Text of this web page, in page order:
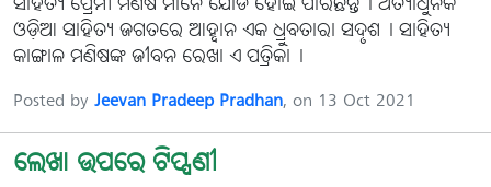
ସାହିତ୍ୟ ପ୍ରେମୀ ମଣିଷ ମାନେ ଯୋଡି ହୋଇ ପାରିଛନ୍ତି। ଅତ୍ୟାଧୁନିକ
ଓଡ଼ିଆ ସାହିତ୍ୟ ଜଗତରେ ଆହ୍ବାନ ଏକ ଧ୍ରୁବତାରା ସଦୃଶ। ସାହିତ୍ୟ
କାଙ୍ଗାଳ ମଣିଷଙ୍କ ଜୀବନ ରେଖା ଏ ପତ୍ରିକା।
Posted by Jeevan Pradeep Pradhan, on 13 Oct 2021
ଲେଖା ଉପରେ ଟିପ୍ପଣୀ